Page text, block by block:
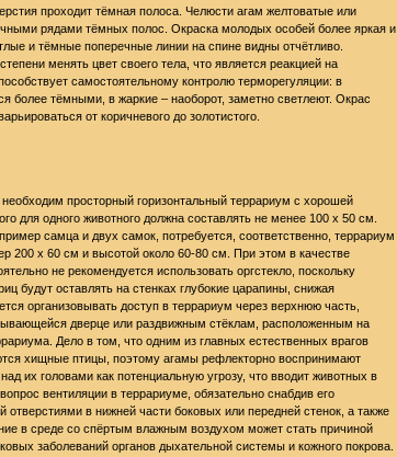
проходит тёмная полоса. Челюсти агам желтоватые или
рядами тёмных полос. Окраска молодых особей более яркая и
и тёмные поперечные линии на спине видны отчётливо.
менять цвет своего тела, что является реакцией на
самостоятельному контролю терморегуляции: в
более тёмными, в жаркие – наоборот, заметно светлеют. Окрас
от коричневого до золотистого.
просторный горизонтальный террариум с хорошей
для одного животного должна составлять не менее 100 х 50 см.
самца и двух самок, потребуется, соответственно, террариум
200 х 60 см и высотой около 60-80 см. При этом в качестве
не рекомендуется использовать оргстекло, поскольку
будут оставлять на стенках глубокие царапины, снижая
организовывать доступ в террариум через верхнюю часть,
дверце или раздвижным стёклам, расположенным на
Дело в том, что одним из главных естественных врагов
хищные птицы, поэтому агамы рефлекторно воспринимают
их головами как потенциальную угрозу, что вводит животных в
вентиляции в террариуме, обязательно снабдив его
отверстиями в нижней части боковых или передней стенок, а также
в среде со спёртым влажным воздухом может стать причиной
заболеваний органов дыхательной системы и кожного покрова.